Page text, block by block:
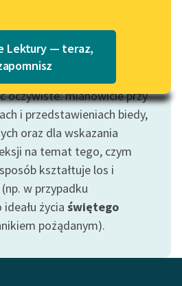
Katalog w formacie PDF
Lektury — teraz,
oczywiste: mianowicie przy
i przedstawieniach biedy,
oraz dla wskazania
na temat tego, czym
kształtuje los i
(np. w przypadku
życia świętego
pożądanym).